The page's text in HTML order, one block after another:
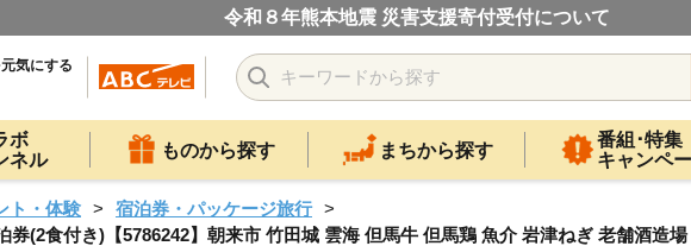
令和８年熊本地震 災害支援寄付受付について
気にする
ボ
ネル
ものから探す まちから探す
番組･特集
キャンペ
ト・体験
宿泊券・パッケージ旅行
(2食付き)【5786242】朝来市 竹田城 雲海 但馬牛 但馬鶏 魚介 岩津ねぎ 老舗酒造